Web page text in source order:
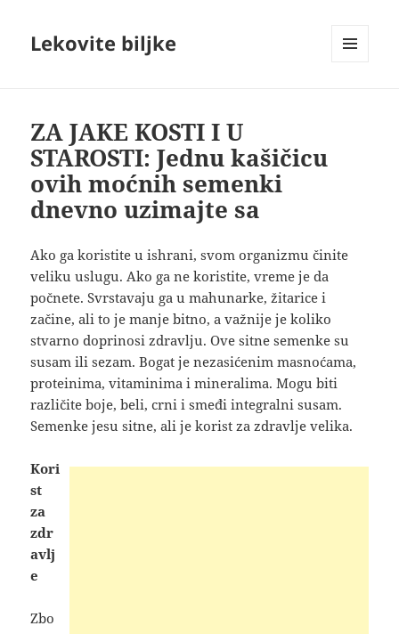
Lekovite biljke
ZA JAKE KOSTI I U
STAROSTI: Jednu kašičicu
ovih moćnih semenki
dnevno uzimajte sa
Ako ga koristite u ishrani, svom organizmu činite
veliku uslugu. Ako ga ne koristite, vreme je da
počnete. Svrstavaju ga u mahunarke, žitarice i
začine, ali to je manje bitno, a važnije je koliko
stvarno doprinosi zdravlju. Ove sitne semenke su
susam ili sezam. Bogat je nezasićenim masnoćama,
proteinima, vitaminima i mineralima. Mogu biti
različite boje, beli, crni i smeđi integralni susam.
Semenke jesu sitne, ali je korist za zdravlje velika.
Kori
st
za
zdr
avlj
e
Zbo